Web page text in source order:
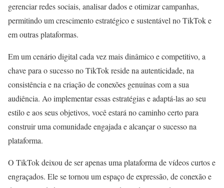
gerenciar redes sociais, analisar dados e otimizar campanhas,
permitindo um crescimento estratégico e sustentável no TikTok e
em outras plataformas.
Em um cenário digital cada vez mais dinâmico e competitivo, a
chave para o sucesso no TikTok reside na autenticidade, na
consistência e na criação de conexões genuínas com a sua
audiência. Ao implementar essas estratégias e adaptá-las ao seu
estilo e aos seus objetivos, você estará no caminho certo para
construir uma comunidade engajada e alcançar o sucesso na
plataforma.
O TikTok deixou de ser apenas uma plataforma de vídeos curtos e
engraçados. Ele se tornou um espaço de expressão, de conexão e